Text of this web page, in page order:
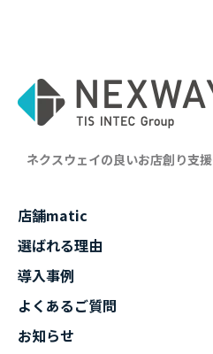
ネクスウェイの良いお店創り支援
店舗matic
選ばれる理由
導入事例
よくあるご質問
お知らせ